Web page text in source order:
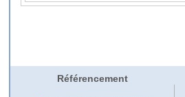
Référencement